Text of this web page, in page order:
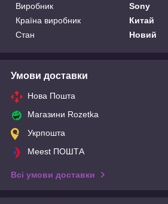
Виробник
Sony
Країна виробник
Китай
Стан
Новий
Умови доставки
Нова Пошта
Магазини Rozetka
Укрпошта
Meest ПОШТА
Всі умови доставки